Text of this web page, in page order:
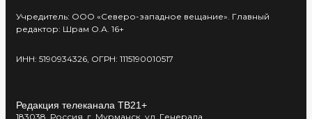
Учредитель: ООО «Северо-западное вещание». Главный
редактор: Шрам О.А. 16+
ИНН: 5190934326, ОГРН: 1115190010517
Редакция телеканала ТВ21+
183038, Россия, г. Мурманск, ул. Генерала